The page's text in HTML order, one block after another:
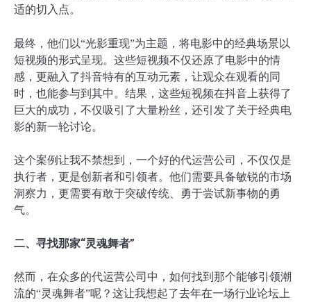
适的切入点。
最终，他们以“光影重现”为主题，将电影中的经典场景以
短视频的形式呈现。这些短视频不仅还原了电影中的情
感，更融入了抖音特有的互动元素，让观众在观看的同
时，也能参与到其中。结果，这些短视频在抖音上获得了
巨大的成功，不仅吸引了大量粉丝，还引发了关于经典电
影的新一轮讨论。
这个案例让我不禁想到，一个好的代运营公司，不仅仅是
执行者，更是创新者和引领者。他们需要具备敏锐的市场
洞察力，更需要有敢于突破传统、勇于尝试新事物的勇
气。
二、寻找那家“灵魂舞者”
然而，在众多的代运营公司中，如何找到那个能够引领潮
流的“灵魂舞者”呢？这让我想起了去年在一场行业论坛上